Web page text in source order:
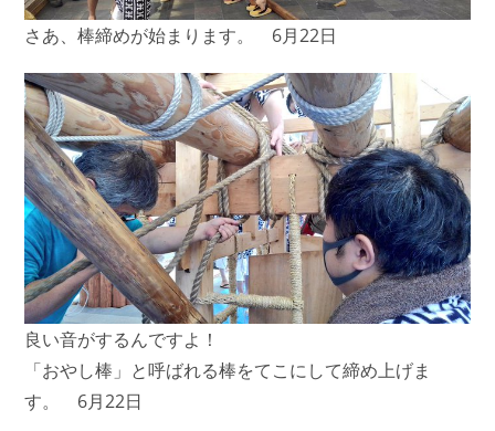
さあ、棒締めが始まります。 6月22日
良い音がするんですよ！
「おやし棒」と呼ばれる棒をてこにして締め上げま
す。 6月22日